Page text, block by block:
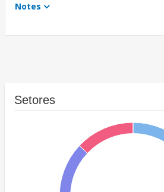
Notes
Setores